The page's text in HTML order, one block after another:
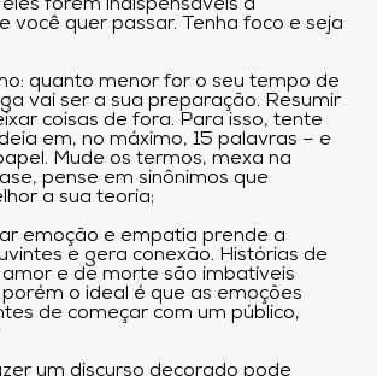
forem indispensáveis à
você quer passar. Tenha foco e seja
quanto menor for o seu tempo de
vai ser a sua preparação. Resumir
coisas de fora. Para isso, tente
em, no máximo, 15 palavras – e
Mude os termos, mexa na
pense em sinônimos que
a sua teoria;
emoção e empatia prende a
e gera conexão. Histórias de
e de morte são imbatíveis
o ideal é que as emoções
de começar com um público,
um discurso decorado pode